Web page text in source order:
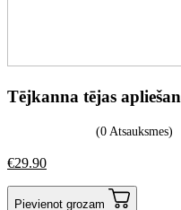
Tējkanna tējas
(0 Atsauksmes)
€29.90
Pievienot grozam